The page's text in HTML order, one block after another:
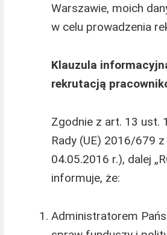
Warszawie, moich
w celu prowadzenia
Klauzula
rekrutacją
Zgodnie z art. 13 ust.
Rady (UE) 2016/679
04.05.2016 r.), dalej
informuje, że:
Administratorem